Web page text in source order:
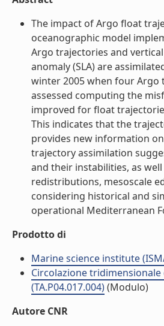
The impact of Argo float
oceanographic model
Argo trajectories and
anomaly (SLA) are
winter 2005 when four Argo
assessed computing the
improved for float
This indicates that the
provides new information
trajectory assimilation
and their instabilities, as
redistributions, mesoscale
considering historical and
operational Mediterranean
Prodotto di
Marine science institute
Circolazione
(TA.P04.017.004)(Modulo)
Autore CNR